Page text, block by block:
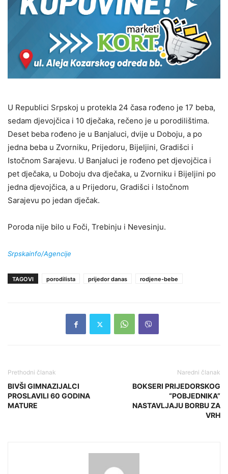
U Republici Srpskoj u protekla 24 časa rođeno je 17 beba,
sedam djevojčica i 10 dječaka, rečeno je u porodilištima.
Deset beba rođeno je u Banjaluci, dvije u Doboju, a po
jedna beba u Zvorniku, Prijedoru, Bijeljini, Gradišci i
Istočnom Sarajevu. U Banjaluci je rođeno pet djevojčica i
pet dječaka, u Doboju dva dječaka, u Zvorniku i Bijeljini po
jedna djevojčica, a u Prijedoru, Gradišci i Istočnom
Sarajevu po jedan dječak.
Poroda nije bilo u Foči, Trebinju i Nevesinju.
Srpskainfo/Agencije
TAGOVI porodilista prijedor danas rodjene-bebe
Prethodni članak
BIVŠI GIMNAZIJALCI
PROSLAVILI 60 GODINA
MATURE
Naredni članak
BOKSERI PRIJEDORSKOG
“POBJEDNIKA”
NASTAVLJAJU BORBU ZA
VRH